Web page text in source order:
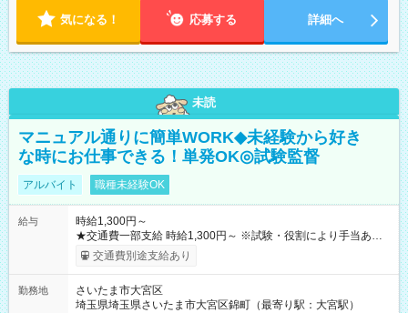
気になる！ 応募する 詳細へ
未読
マニュアル通りに簡単WORK◆未経験から好き
な時にお仕事できる！単発OK◎試験監督
アルバイト 職種未経験OK
給与
時給1,300円～
★交通費一部支給 時給1,300円～ ※試験・役割により手当あり
※勤務回数により昇給あり 【即給（前払い）オプションあ
り！】 希望される場合、勤務から1週間ほどで給与の一部を受け
例】 ・河合塾模擬試験 8:30～17:30（休憩1時間） 時給1,300円
×8時間＝日収10,400円＋交通費 ※当日の役割により時給＋100
交通費別途支給あり
勤務地
さいたま市大宮区
埼玉県埼玉県さいたま市大宮区錦町（最寄り駅：大宮駅）